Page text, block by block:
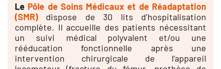
Le Pôle de Soins Médicaux et de Réadaptation
(SMR)dispose de 30 lits d’hospitalisation
complète. Il accueille des patients nécessitant
un suivi médical polyvalent et/ou une
rééducation fonctionnelle après une
intervention chirurgicale de l’appareil